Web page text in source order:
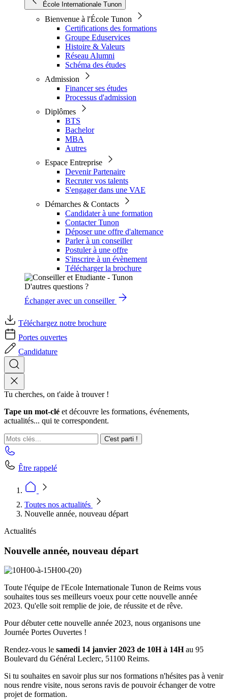
École Internationale Tunon
Bienvenue à l'École Tunon
Certifications des formations
Groupe Eduservices
Histoire & Valeurs
Réseau Alumni
Schéma des études
Admission
Financer ses études
Processus d'admission
Diplômes
BTS
Bachelor
MBA
Autres
Espace Entreprise
Devenir Partenaire
Recruter vos talents
S'engager dans une VAE
Démarches & Contacts
Candidater à une formation
Contacter Tunon
Déposer une offre d'alternance
Parler à un conseiller
Postuler à une offre
S'inscrire à un évènement
Télécharger la brochure
D'autres questions ?
Échanger avec un conseiller
Téléchargez notre brochure
Portes ouvertes
Candidature
Tu cherches, on t'aide à trouver !
Tape un mot-clé et découvre les formations, événements,
actualités... qui te correspondent.
C'est parti !
Être rappelé
Toutes nos actualités
Nouvelle année, nouveau départ
Actualités
Nouvelle année, nouveau départ
Toute l'équipe de l'Ecole Internationale Tunon de Reims vous
souhaites tous ses meilleurs voeux pour cette nouvelle année
2023. Qu'elle soit remplie de joie, de réussite et de rêve.
Pour débuter cette nouvelle année 2023, nous organisons une
Journée Portes Ouvertes !
Rendez-vous le samedi 14 janvier 2023 de 10H à 14Hau 95
Boulevard du Général Leclerc, 51100 Reims.
Si tu souhaites en savoir plus sur nos formations n'hésites pas à venir
nous rendre visite, nous serons ravis de pouvoir échanger de votre
projet de formation.